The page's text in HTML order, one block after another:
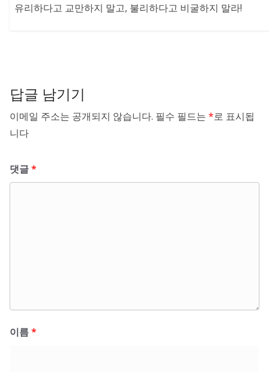
유리하다고 교만하지 말고, 불리하다고 비굴하지 말라!
답글 남기기
이메일 주소는 공개되지 않습니다. 필수 필드는 *로 표시됩
니다
댓글*
이름*